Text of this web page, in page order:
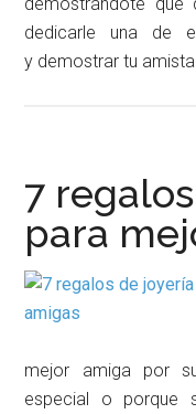
dedicarle una de
y demostrar tu
7
para
mejor amiga por
especial o porque